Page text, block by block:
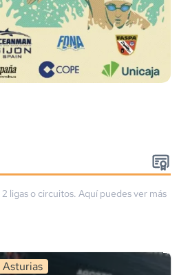
2 ligas o circuitos. Aquí puedes ver más
Asturias